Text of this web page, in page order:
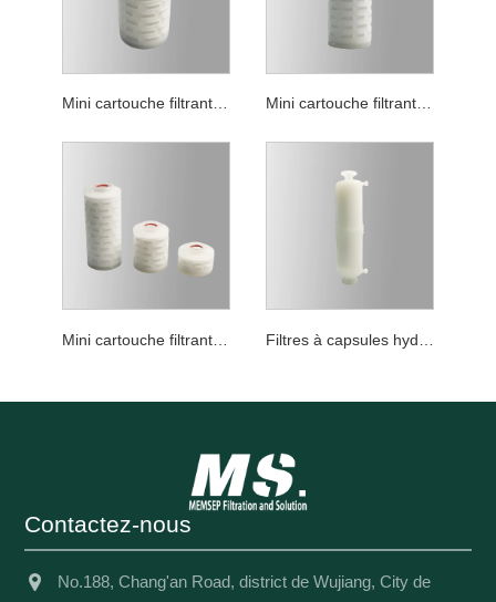
Mini cartouche filtrante hydrophile en PTFE pour filtration générale Mini cartouche filtrante PTFE de filtration générale
Mini cartouche filtrante en PTFE de qualité pour réduction de la charge biologique
Contactez-nous
No.188, Chang'an Road, district de Wujiang, City de